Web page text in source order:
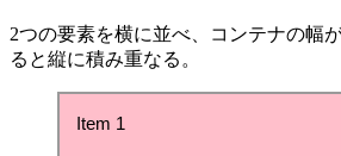
2つの要素を横に並べ、コンテナの幅
ると縦に積み重なる。